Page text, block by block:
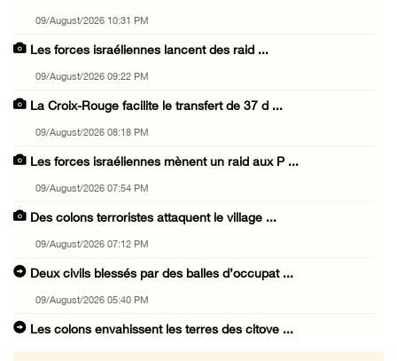
09/August/2026 10:31 PM
Les forces israéliennes lancent des raid ...
09/August/2026 09:22 PM
La Croix-Rouge facilite le transfert de 37 d ...
09/August/2026 08:18 PM
Les forces israéliennes mènent un raid aux P ...
09/August/2026 07:54 PM
Des colons terroristes attaquent le village ...
09/August/2026 07:12 PM
Deux civils blessés par des balles d’occupat ...
09/August/2026 05:40 PM
Les colons envahissent les terres des citoye ...